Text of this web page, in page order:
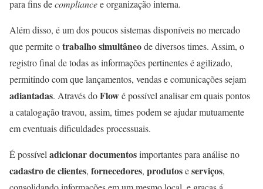
para fins decompliancee organização interna.
Além disso, é um dos poucos sistemas disponíveis no mercado
que permite otrabalho simultâneode diversos times. Assim, o
registro final de todas as informações pertinentes é agilizado,
permitindo com que lançamentos, vendas e comunicações sejam
adiantadas. Através doFlowé possível analisar em quais pontos
a catalogação travou, assim, times podem se ajudar mutuamente
em eventuais dificuldades processuais.
É possíveladicionar documentosimportantes para análise no
cadastro de clientes, fornecedores, produtoseserviços,